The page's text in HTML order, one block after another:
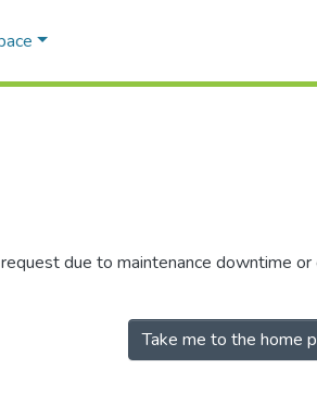
due to maintenance downtime
Take me to the home